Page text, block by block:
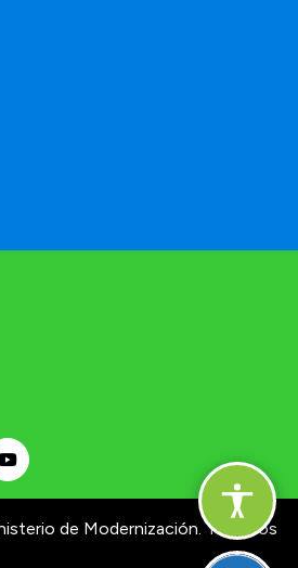
de Modernización. Términos